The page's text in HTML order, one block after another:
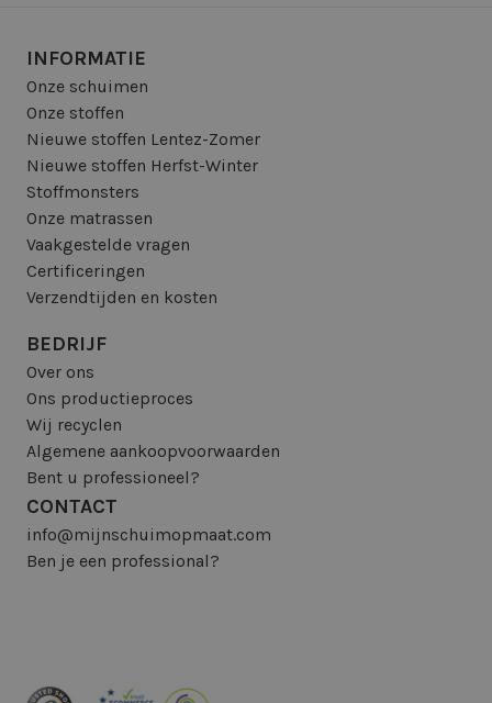
INFORMATIE
Onze schuimen
Onze stoffen
Nieuwe stoffen Lentez-Zomer
Nieuwe stoffen Herfst-Winter
Stoffmonsters
Onze matrassen
Vaakgestelde vragen
Certificeringen
Verzendtijden en kosten
BEDRIJF
Over ons
Ons productieproces
Wij recyclen
Algemene aankoopvoorwaarden
Bent u professioneel?
CONTACT
info@mijnschuimopmaat.com
Ben je een professional?